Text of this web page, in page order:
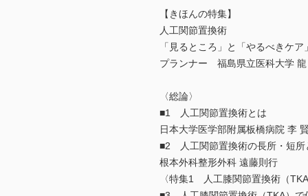
【きほんの特集】
人工関節置換術
「見るところ」と「やるべきケア
プランナー 福島県立医科大学 龍
〈総論〉
■1 人工関節置換術とは
日本大学医学部附属板橋病院 李
■2 人工関節置換術の長所・短所
根本外科整形外科 遠藤則行
〈特集1 人工膝関節置換術（